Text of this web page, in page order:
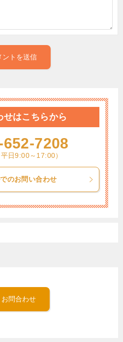
せはこちらから
652-7208
平日9:00～17:00）
のお問い合わせ
お問合わせ